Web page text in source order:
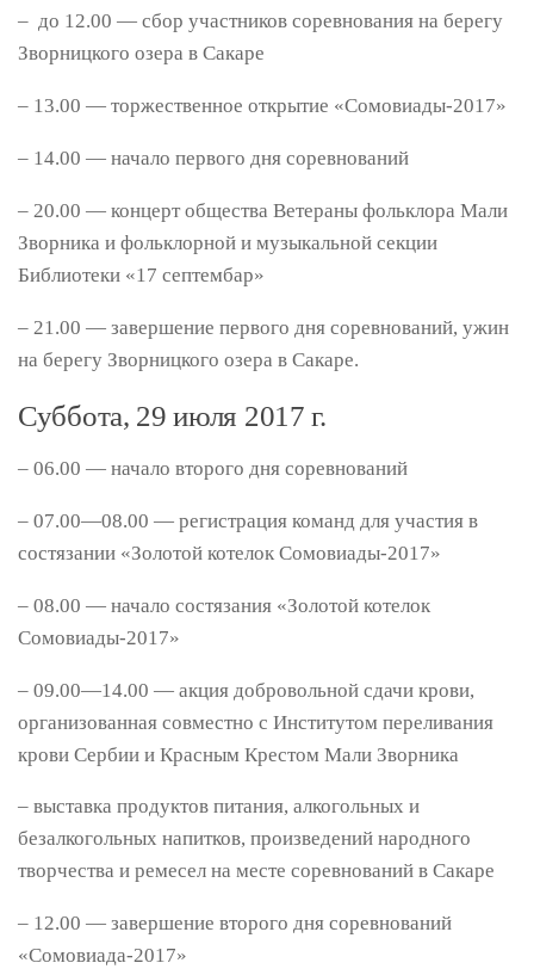
– до 12.00 — сбор участников соревнования на берегу
Зворницкого озера в Сакаре
– 13.00 — торжественное открытие «Сомовиады-2017»
– 14.00 — начало первого дня соревнований
– 20.00 — концерт общества Ветераны фольклора Мали
Зворника и фольклорной и музыкальной секции
Библиотеки «17 септембар»
– 21.00 — завершение первого дня соревнований, ужин
на берегу Зворницкого озера в Сакаре.
Суббота, 29 июля 2017 г.
– 06.00 — начало второго дня соревнований
– 07.00—08.00 — регистрация команд для участия в
состязании «Золотой котелок Сомовиады-2017»
– 08.00 — начало состязания «Золотой котелок
Сомовиады-2017»
– 09.00—14.00 — акция добровольной сдачи крови,
организованная совместно с Институтом переливания
крови Сербии и Красным Крестом Мали Зворника
– выставка продуктов питания, алкогольных и
безалкогольных напитков, произведений народного
творчества и ремесел на месте соревнований в Сакаре
– 12.00 — завершение второго дня соревнований
«Сомовиада-2017»